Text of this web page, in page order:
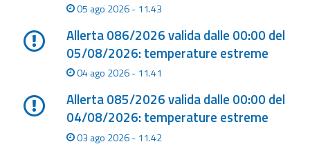
Strumenti
Operativi
Aggiornamenti
05 ago 2026 - 11.43
Allerta 086/2026 valida dalle 00:00 del
05/08/2026: temperature estreme
04 ago 2026 - 11.41
Allerta 085/2026 valida dalle 00:00 del
04/08/2026: temperature estreme
03 ago 2026 - 11.42